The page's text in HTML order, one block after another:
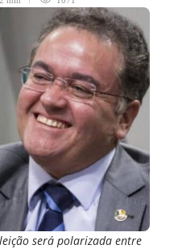
será polarizada entre